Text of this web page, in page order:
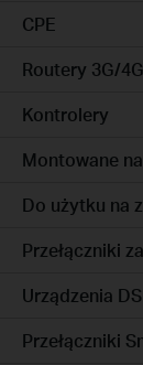
CPE
Routery 3G/4G
Kontrolery
Montowane
Do użytku na
Przełączniki
Urządzenia
Przełączniki